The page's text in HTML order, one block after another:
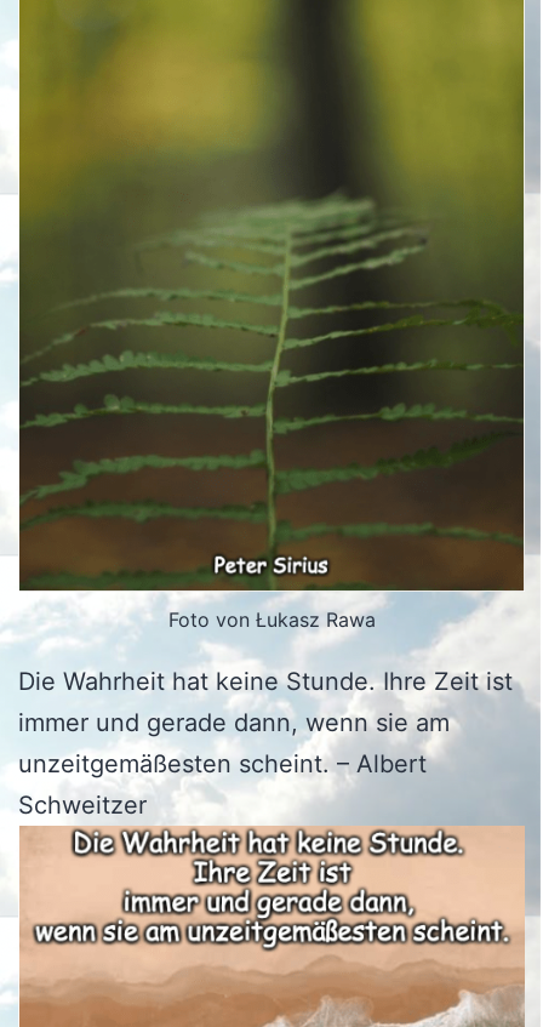
Foto von Łukasz Rawa
Die Wahrheit hat keine Stunde. Ihre Zeit ist
immer und gerade dann, wenn sie am
unzeitgemäßesten scheint. – Albert
Schweitzer